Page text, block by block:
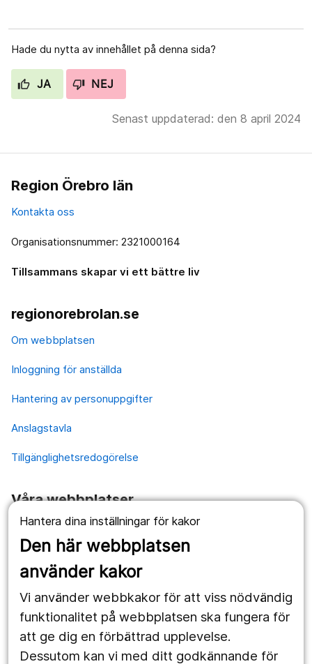
Hantera dina inställningar för kakor
Den här webbplatsen
använder kakor
Vi använder webbkakor för att viss nödvändig
funktionalitet på webbplatsen ska fungera för
att ge dig en förbättrad upplevelse.
Dessutom kan vi med ditt godkännande för
Hade du nytta av innehållet på denna sida?
JA NEJ
Senast uppdaterad: den 8 april 2024
Region Örebro län
Kontakta oss
Organisationsnummer: 2321000164
Tillsammans skapar vi ett bättre liv
regionorebrolan.se
Om webbplatsen
Inloggning för anställda
Hantering av personuppgifter
Anslagstavla
Tillgänglighetsredogörelse
Våra webbplatser
1177.se
Länstrafiken
Utveckling